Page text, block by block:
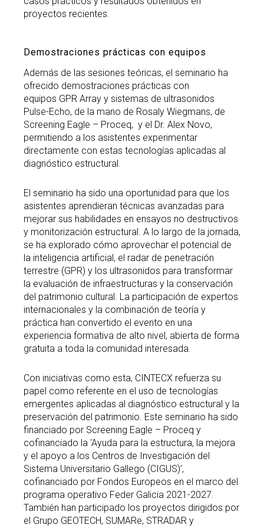
proyectos recientes.
Demostraciones prácticas con equipos
Además de las sesiones teóricas, el seminario ha
ofrecido demostraciones prácticas con
equipos GPR Array y sistemas de ultrasonidos
Pulse-Echo, de la mano de Rosaly Wiegmans, de
Screening Eagle – Proceq, y el Dr. Alex Novo,
permitiendo a los asistentes experimentar
directamente con estas tecnologías aplicadas al
diagnóstico estructural.
El seminario ha sido una oportunidad para que los
asistentes aprendieran técnicas avanzadas para
mejorar sus habilidades en ensayos no destructivos
y monitorización estructural. A lo largo de la jornada,
se ha explorado cómo aprovechar el potencial de
la inteligencia artificial, el radar de penetración
terrestre (GPR) y los ultrasonidos para transformar
la evaluación de infraestructuras y la conservación
del patrimonio cultural. La participación de expertos
internacionales y la combinación de teoría y
práctica han convertido el evento en una
experiencia formativa de alto nivel, abierta de forma
gratuita a toda la comunidad interesada.
Con iniciativas como esta, CINTECX refuerza su
papel como referente en el uso de tecnologías
emergentes aplicadas al diagnóstico estructural y la
preservación del patrimonio. Este seminario ha sido
financiado por Screening Eagle – Proceq y
cofinanciado la ‘Ayuda para la estructura, la mejora
y el apoyo a los Centros de Investigación del
Sistema Universitario Gallego (CIGUS)’,
cofinanciado por Fondos Europeos en el marco del
programa operativo Feder Galicia 2021-2027.
También han participado los proyectos dirigidos por
el Grupo GEOTECH, SUMARe, STRADAR y